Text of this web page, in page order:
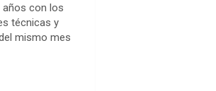
años con los
técnicas y
mismo mes